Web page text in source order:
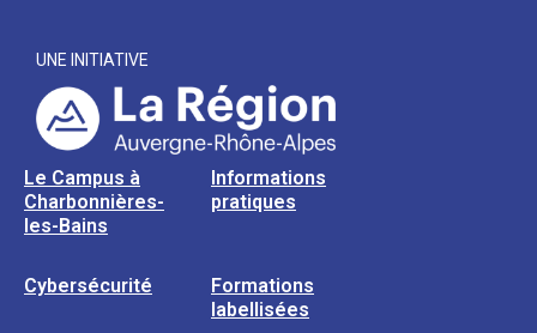
UNE INITIATIVE
Le Campus à
Charbonnières-
les-Bains
Informations
pratiques
Cybersécurité
Formations
labellisées